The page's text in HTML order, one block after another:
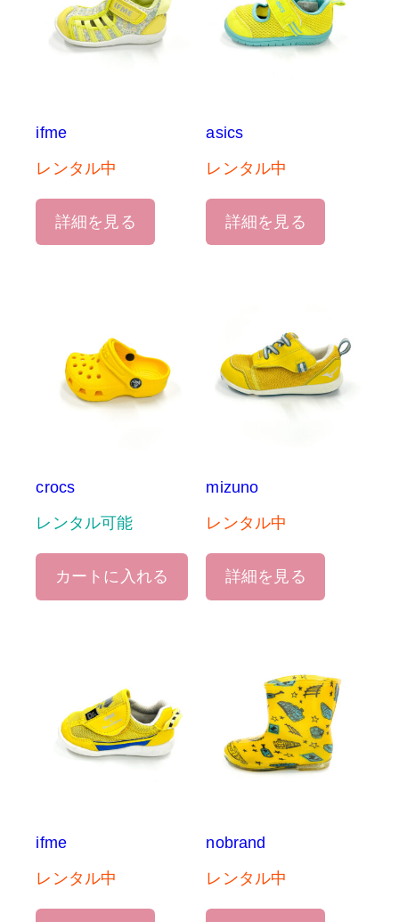
ifme
レンタル中
詳細を見る
asics
レンタル中
詳細を見る
crocs
レンタル可能
カートに入れる
mizuno
レンタル中
詳細を見る
ifme
レンタル中
nobrand
レンタル中